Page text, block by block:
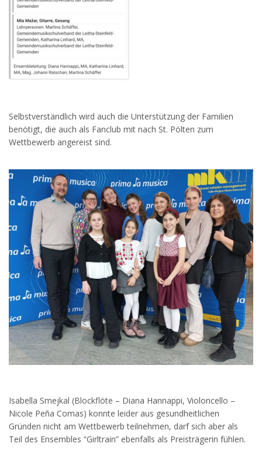
Selbstverständlich wird auch die Unterstützung der Familien
benötigt, die auch als Fanclub mit nach St. Pölten zum
Wettbewerb angereist sind.
Isabella Smejkal (Blockflöte – Diana Hannappi, Violoncello –
Nicole Peña Comas) konnte leider aus gesundheitlichen
Gründen nicht am Wettbewerb teilnehmen, darf sich aber als
Teil des Ensembles “Girltrain” ebenfalls als Preisträgerin fühlen.